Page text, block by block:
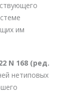
им
N 168 (ред.
нетиповых